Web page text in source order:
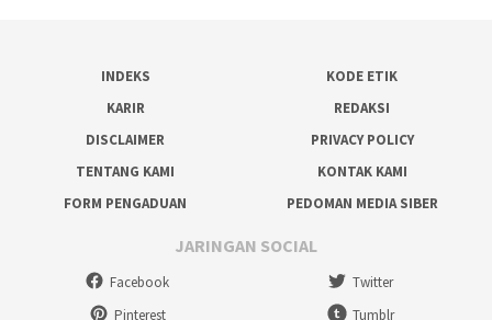
INDEKS
KODE ETIK
KARIR
REDAKSI
DISCLAIMER
PRIVACY POLICY
TENTANG KAMI
KONTAK KAMI
FORM PENGADUAN
PEDOMAN MEDIA SIBER
JARINGAN SOCIAL
Facebook
Twitter
Pinterest
Tumblr